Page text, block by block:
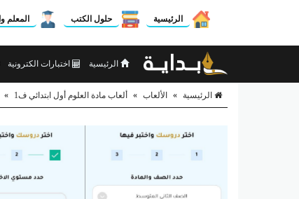
الرئيسية حلول الكتب المعلم
الرئيسية اختبارات الكترونية
الرئيسية » الألعاب » ألعاب مادة العلوم أول ابتدائي ف1 »